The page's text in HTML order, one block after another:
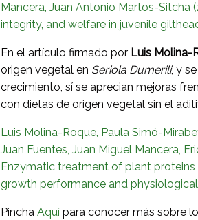
Mancera, Juan Antonio Martos-
integrity, and welfare in juvenile
En el artículo firmado por Luis Molina-
origen vegetal en Seriola Dumerili, y
crecimiento, sí se aprecian mejoras
con dietas de origen vegetal sin el
Luis Molina-Roque, Paula Simó-
Juan Fuentes, Juan Miguel Mancera,
Enzymatic treatment of plant
growth performance and
Pincha Aquípara conocer más sobre